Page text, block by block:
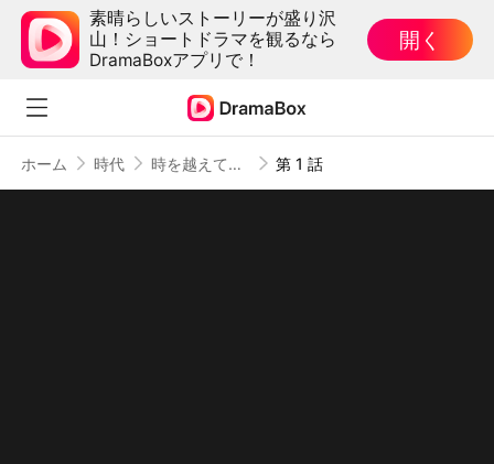
素晴らしいストーリーが盛り沢
山！ショートドラマを観るなら
DramaBoxアプリで！
開く
ホーム 時代 時を越えて、君を愛す 第 1 話